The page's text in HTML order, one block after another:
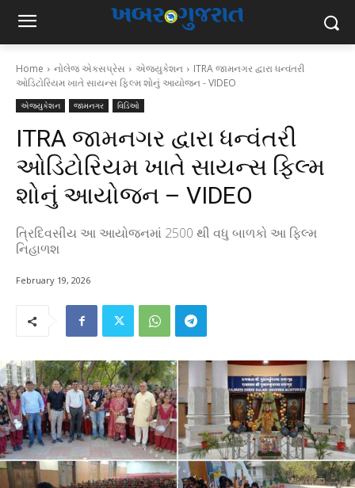
Home નોલેજ એક્સપ્રેસ એજ્યુકેશન
ITRA જામનગર દ્વારા ધન્વંતરી
ઓડિટોરિયમ ખાતે સાયન્સ ફિલ્મ શોનું આયોજન - VIDEO
એજ્યુકેશન જામનગર વિડિઓ
ITRA જામનગર દ્વારા ધન્વંતરી
ઓડિટોરિયમ ખાતે સાયન્સ ફિલ્મ
શોનું આયોજન – VIDEO
ત્રિદિવસીય આ આયોજનમાં 2500 થી વધુ બાળકો આ ફિલ્મ
નિહાળશ
February 19, 2026